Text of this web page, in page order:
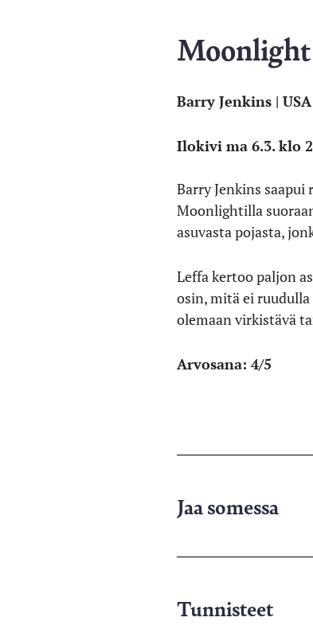
Moonlight
Barry Jenkins |
Ilokivi ma 6.3. klo
Barry Jenkins
Moonlightilla
asuvasta pojasta,
Leffa kertoo paljon
osin, mitä ei
olemaan virkistävä
Arvosana: 4/5
Jaa somessa
Tunnisteet